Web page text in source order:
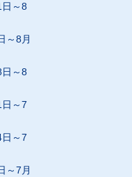
～8
～8月
～8
～7
～7
～7月